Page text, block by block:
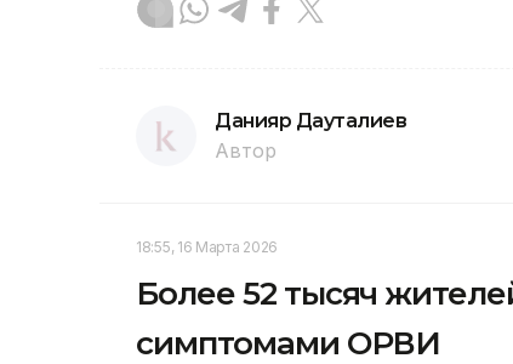
Данияр Дауталиев
Автор
18:55, 16 Марта 2026
Более 52 тысяч
симптомами ОРВИ